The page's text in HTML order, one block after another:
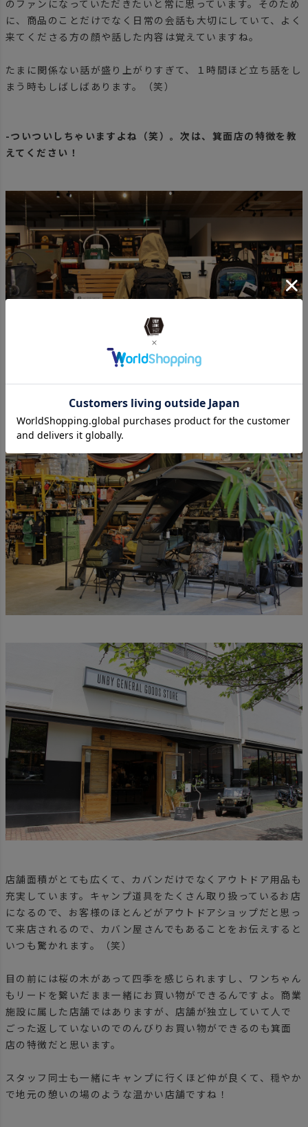
のファンになっていただきたいと常に思っています。そのため
に、商品のことだけでなく日常の会話も大切にしていて、よく
来てくださる方の顔や話した内容は覚えていますね。
たまに関係ない話が盛り上がりすぎて、１時間ほど立ち話をし
まう時もしばしばあります。（笑）
-ついついしちゃいますよね（笑）。次は、箕面店の特徴を教
えてください！
店舗面積がとても広くて、カバンだけでなくアウトドア用品も
充実しています。キャンプ道具をたくさん取り扱っているお店
になるので、お客様のほとんどがアウトドアショップだと思っ
て来店されるので、カバン屋さんでもあることをお伝えすると
いつも驚かれます。（笑）
目の前には桜の木があって四季を感じられますし、ワンちゃん
もリードを繋いだまま一緒にお買い物ができるんですよ。商業
施設に属した店舗ではありますが、店舗が独立していて人で
ごった返していないのでのんびりお買い物ができるのも箕面
店の特徴だと思います。
スタッフ同士も一緒にキャンプに行くほど仲が良くて、穏やか
で地元の憩いの場のような温かい店舗ですね！